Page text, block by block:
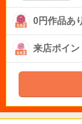
0円作品あ
来店ポイン